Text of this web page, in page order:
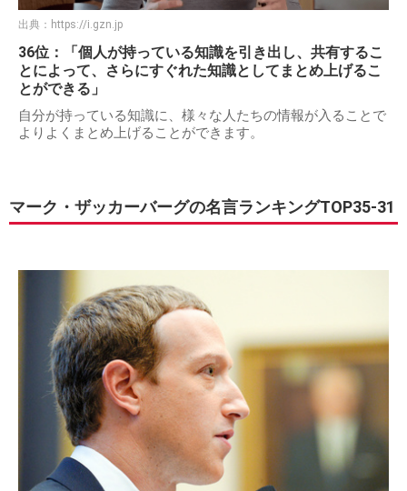
出典： https://i.gzn.jp
36位：「個人が持っている知識を引き出し、共有するこ
とによって、さらにすぐれた知識としてまとめ上げるこ
とができる」
自分が持っている知識に、様々な人たちの情報が入ることで
よりよくまとめ上げることができます。
マーク・ザッカーバーグの名言ランキングTOP35-31